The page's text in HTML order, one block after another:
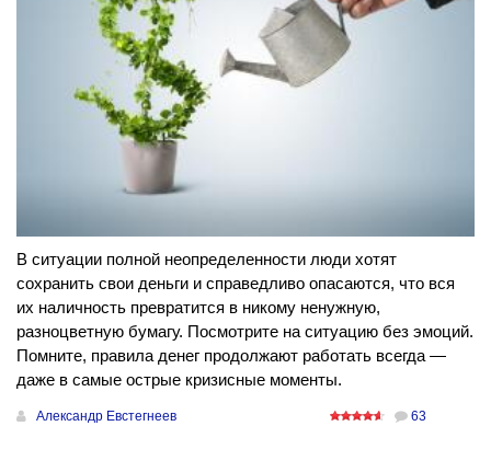
В ситуации полной неопределенности люди хотят
сохранить свои деньги и справедливо опасаются, что вся
их наличность превратится в никому ненужную,
разноцветную бумагу. Посмотрите на ситуацию без эмоций.
Помните, правила денег продолжают работать всегда —
даже в самые острые кризисные моменты.
Александр Евстегнеев 63